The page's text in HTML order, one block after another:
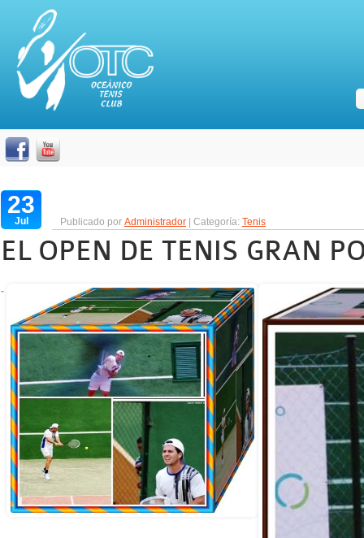
23
Jul Publicado por Administrador | Categoría: Tenis
EL OPEN DE TENIS GRAN
-